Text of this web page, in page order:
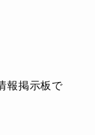
報掲示板で